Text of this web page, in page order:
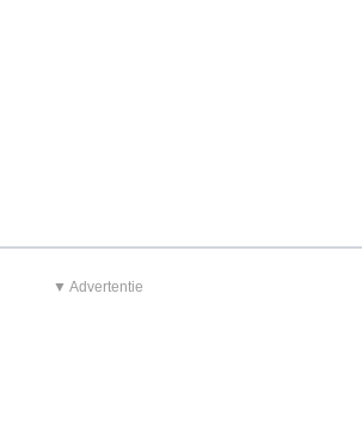
▼ Advertentie